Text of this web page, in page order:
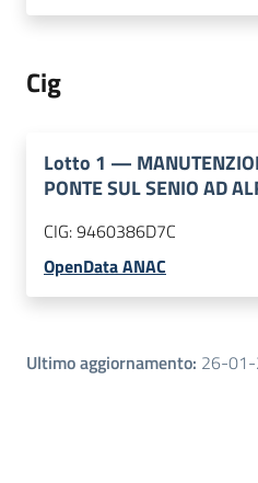
Cig
Lotto 1 —
PONTE SUL SENIO AD
CIG:9460386D7C
OpenData ANAC
Ultimo aggiornamento: 26-